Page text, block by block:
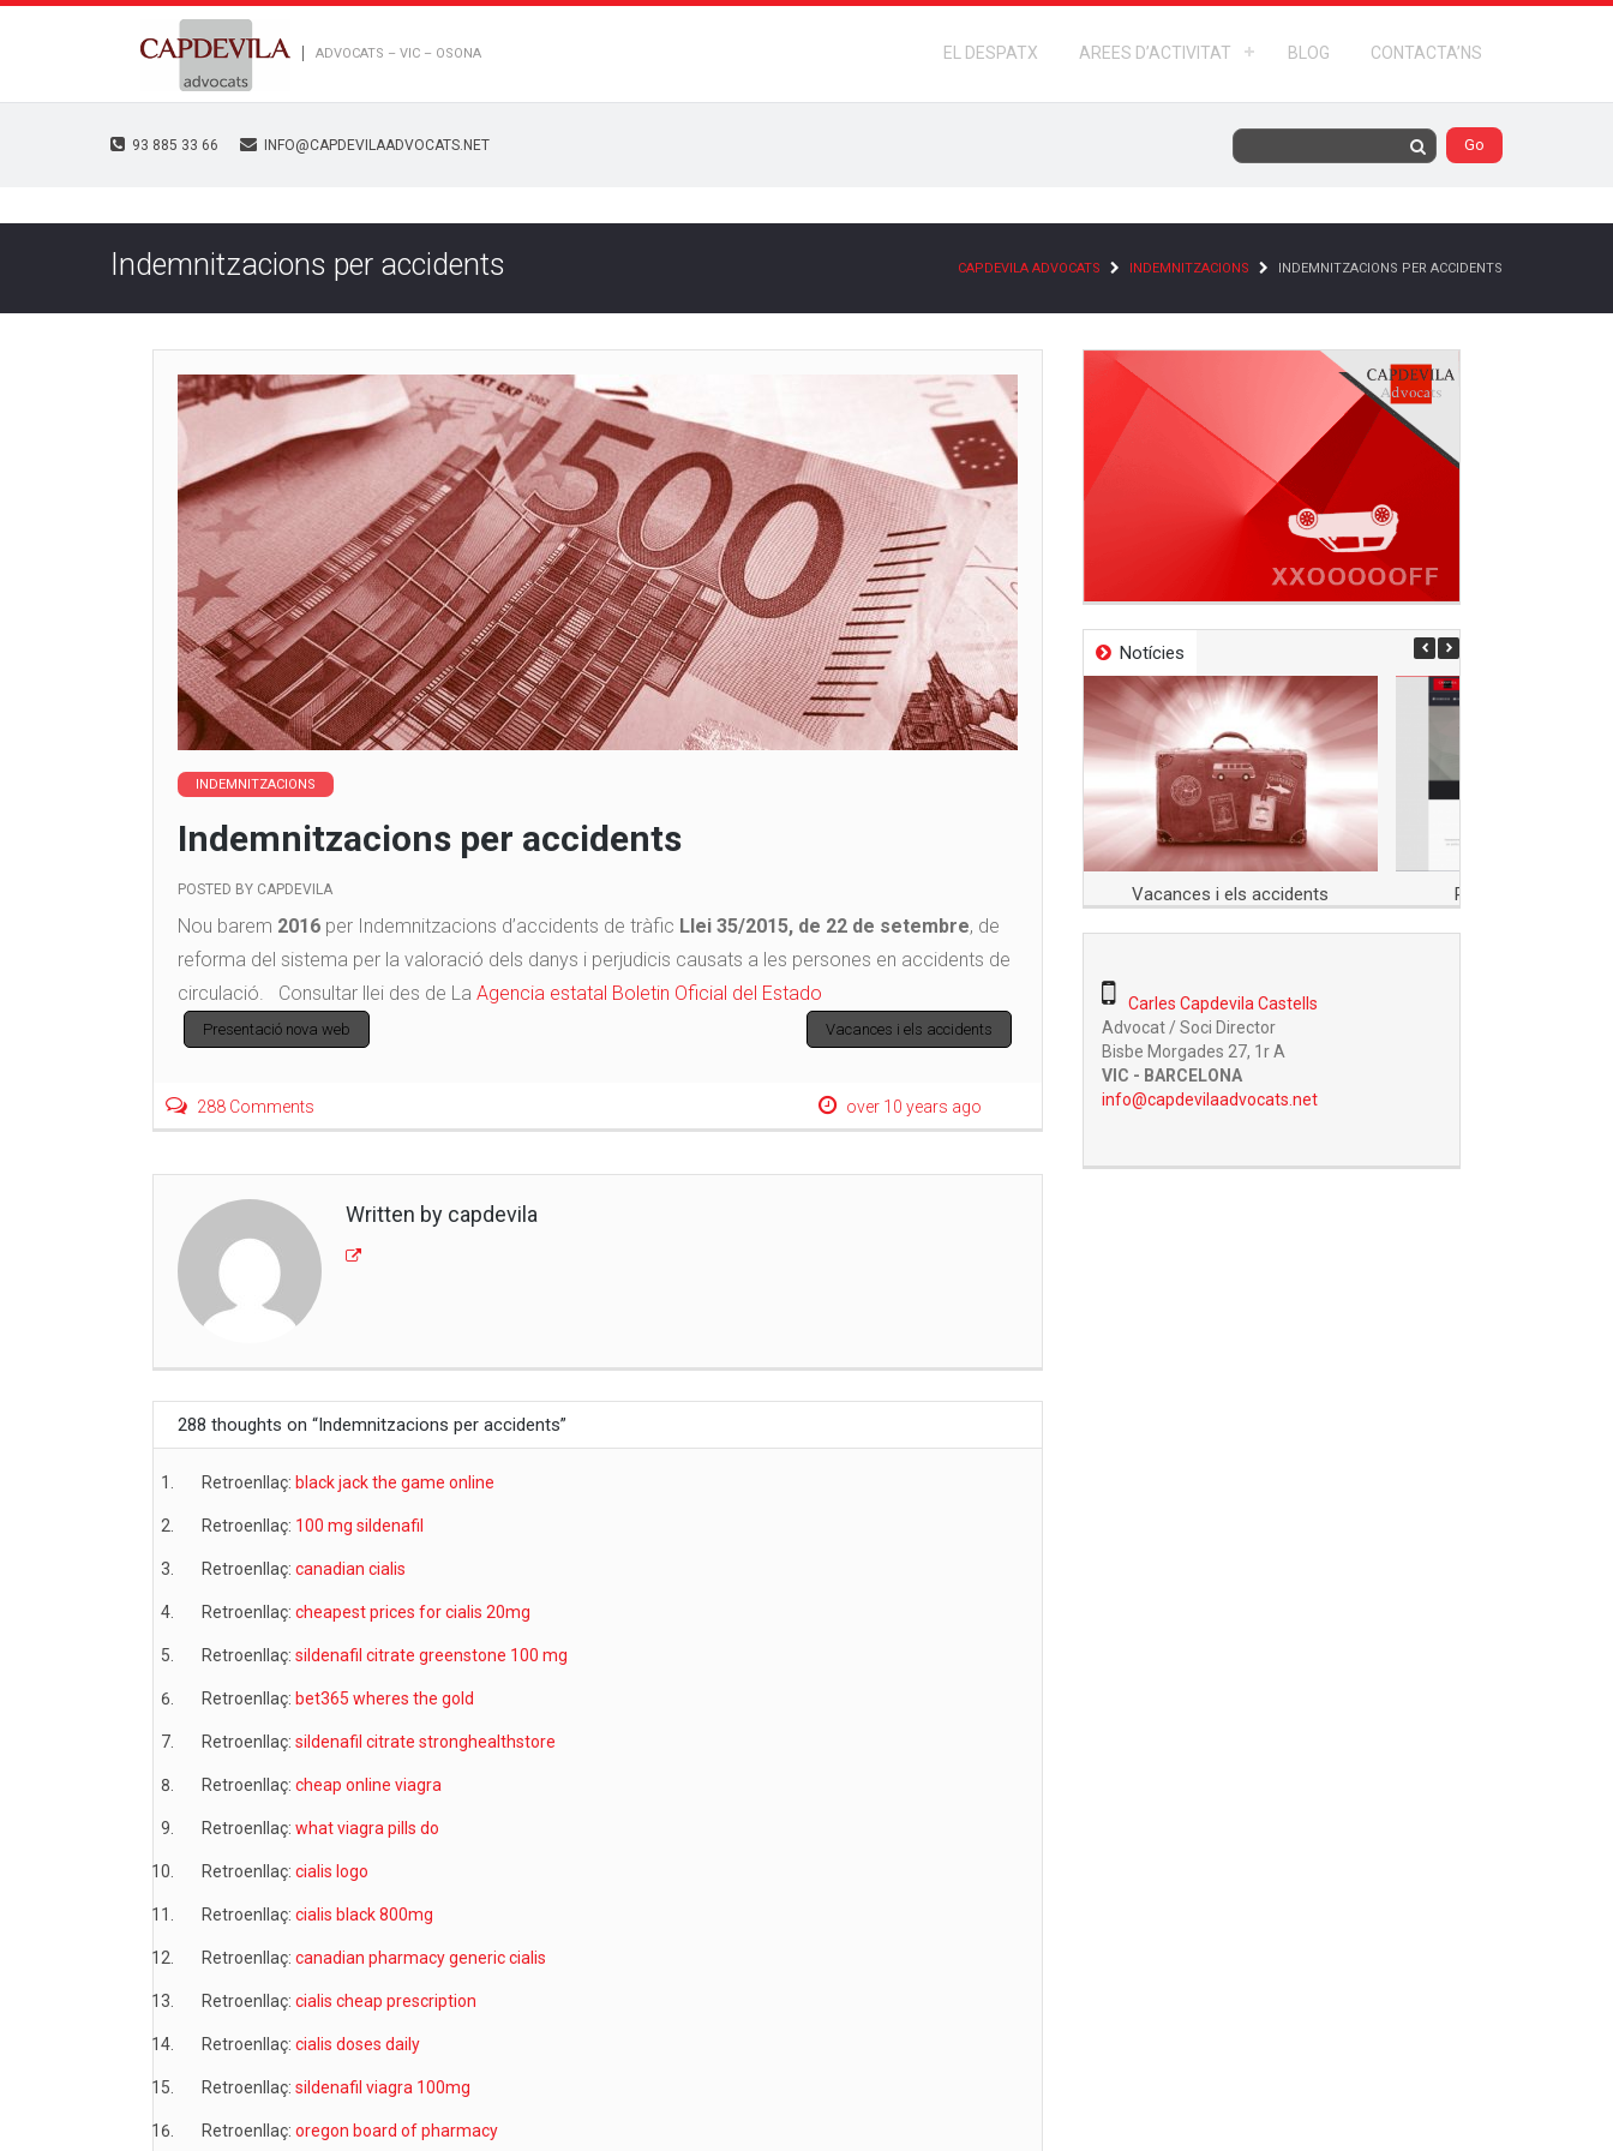
ADVOCATS – VIC – OSONA EL DESPATX AREES D’ACTIVITAT BLOG CONTACTA’NS
93 885 33 66 INFO@CAPDEVILAADVOCATS.NET
Indemnitzacions per accidents CAPDEVILA ADVOCATS INDEMNITZACIONS INDEMNITZACIONS PER ACCIDENTS
Notícies
Vacances i els accidents Presentació nova
Carles Capdevila Castells
Advocat / Soci Director
Bisbe Morgades 27, 1r A
VIC - BARCELONA
info@capdevilaadvocats.net
INDEMNITZACIONS
Indemnitzacions per accidents
POSTED BY CAPDEVILA
Nou barem 2016 per Indemnitzacions d’accidents de tràfic Llei 35/2015, de 22 de setembre, de
reforma del sistema per la valoració dels danys i perjudicis causats a les persones en accidents de
circulació. Consultar llei des de La Agencia estatal Boletin Oficial del Estado
Post navigation
Presentació nova web Vacances i els accidents
288 Comments over 10 years ago
Written by capdevila
288 thoughts on “Indemnitzacions per accidents”
Retroenllaç: black jack the game online
Retroenllaç: 100 mg sildenafil
Retroenllaç: canadian cialis
Retroenllaç: cheapest prices for cialis 20mg
Retroenllaç: sildenafil citrate greenstone 100 mg
Retroenllaç: bet365 wheres the gold
Retroenllaç: sildenafil citrate stronghealthstore
Retroenllaç: cheap online viagra
Retroenllaç: what viagra pills do
Retroenllaç: cialis logo
Retroenllaç: cialis black 800mg
Retroenllaç: canadian pharmacy generic cialis
Retroenllaç: cialis cheap prescription
Retroenllaç: cialis doses daily
Retroenllaç: sildenafil viagra 100mg
Retroenllaç: oregon board of pharmacy